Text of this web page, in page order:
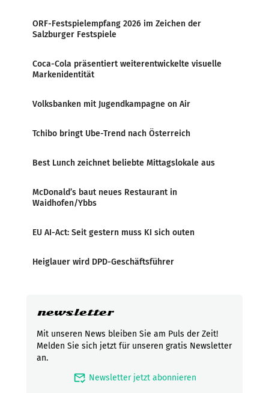
ORF-Festspielempfang 2026 im Zeichen der
Salzburger Festspiele
Coca-Cola präsentiert weiterentwickelte visuelle
Markenidentität
Volksbanken mit Jugendkampagne on Air
Tchibo bringt Ube-Trend nach Österreich
Best Lunch zeichnet beliebte Mittagslokale aus
McDonald’s baut neues Restaurant in
Waidhofen/Ybbs
EU AI-Act: Seit gestern muss KI sich outen
Heiglauer wird DPD-Geschäftsführer
newsletter
Mit unseren News bleiben Sie am Puls der Zeit!
Melden Sie sich jetzt für unseren gratis Newsletter
an.
mark_email_read Newsletter jetzt abonnieren